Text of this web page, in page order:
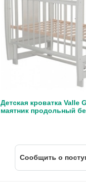
Детская кроватка Valle
маятник продольный
Cообщить о